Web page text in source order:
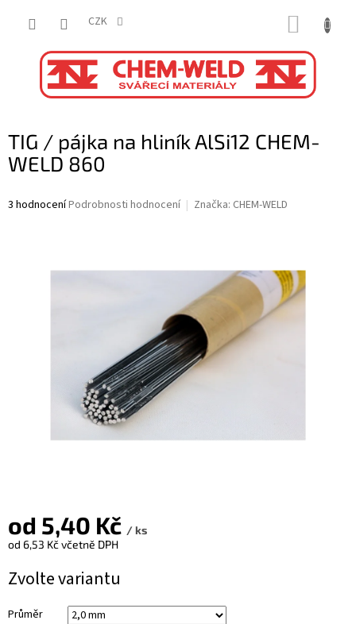
CZK
TIG / pájka na hliník AlSi12 CHEM-
WELD 860
Průměrné
3 hodnoceníPodrobnosti hodnocení Značka: CHEM-WELD
od 5,40 Kč / ks
od 6,53 Kčvčetně DPH
cena:
Zvolte variantu
Průměr